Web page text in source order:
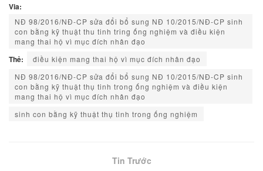
Via:
NĐ 98/2016/NĐ-CP sửa đổi bổ sung NĐ 10/2015/NĐ-CP sinh
con bằng kỹ thuật thu tinh tring ống nghiệm và điều kiện
mang thai hộ vì mục đích nhân đạo
Thẻ:
điều kiện mang thai hộ vì mục đích nhân đạo
NĐ 98/2016/NĐ-CP sửa đổi bổ sung NĐ 10/2015/NĐ-CP sinh
con bằng kỹ thuật thụ tinh trong ống nghiệm và điều kiện
mang thai hộ vì mục đích nhân đạo
sinh con bằng kỹ thuật thụ tinh trong ống nghiệm
Tin Trước